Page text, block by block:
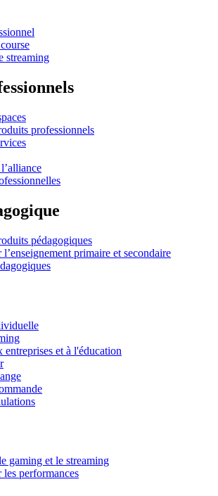
streaming
professionnels
pédagogiques
primaire et secondaire
entreprises et à l'éducation
gaming et le streaming
performances